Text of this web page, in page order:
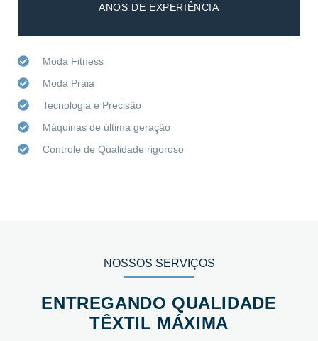
ANOS DE EXPERIÊNCIA
Moda Fitness
Moda Praia
Tecnologia e Precisão
Máquinas de última geração
Controle de Qualidade rigoroso
NOSSOS SERVIÇOS
ENTREGANDO QUALIDADE
TÊXTIL MÁXIMA